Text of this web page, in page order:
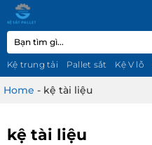
qua
nội
dung
Tìm
kiếm:
Kệ trung tải Pallet sắt Kệ V lỗ
Home - kệ tài liệu
kệ tài liệu